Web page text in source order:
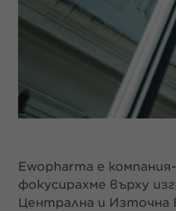
Ewopharma е
фокусирахме върху
Централна и Източна